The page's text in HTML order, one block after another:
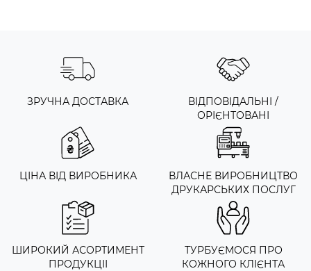
ЗРУЧНА ДОСТАВКА
ВІДПОВІДАЛЬНІ /
ОРІЄНТОВАНІ
ЦІНА ВІД ВИРОБНИКА
ВЛАСНЕ ВИРОБНИЦТВО
ДРУКАРСЬКИХ ПОСЛУГ
ШИРОКИЙ АСОРТИМЕНТ
ПРОДУКЦІІ
ТУРБУЄМОСЯ ПРО
КОЖНОГО КЛІЄНТА